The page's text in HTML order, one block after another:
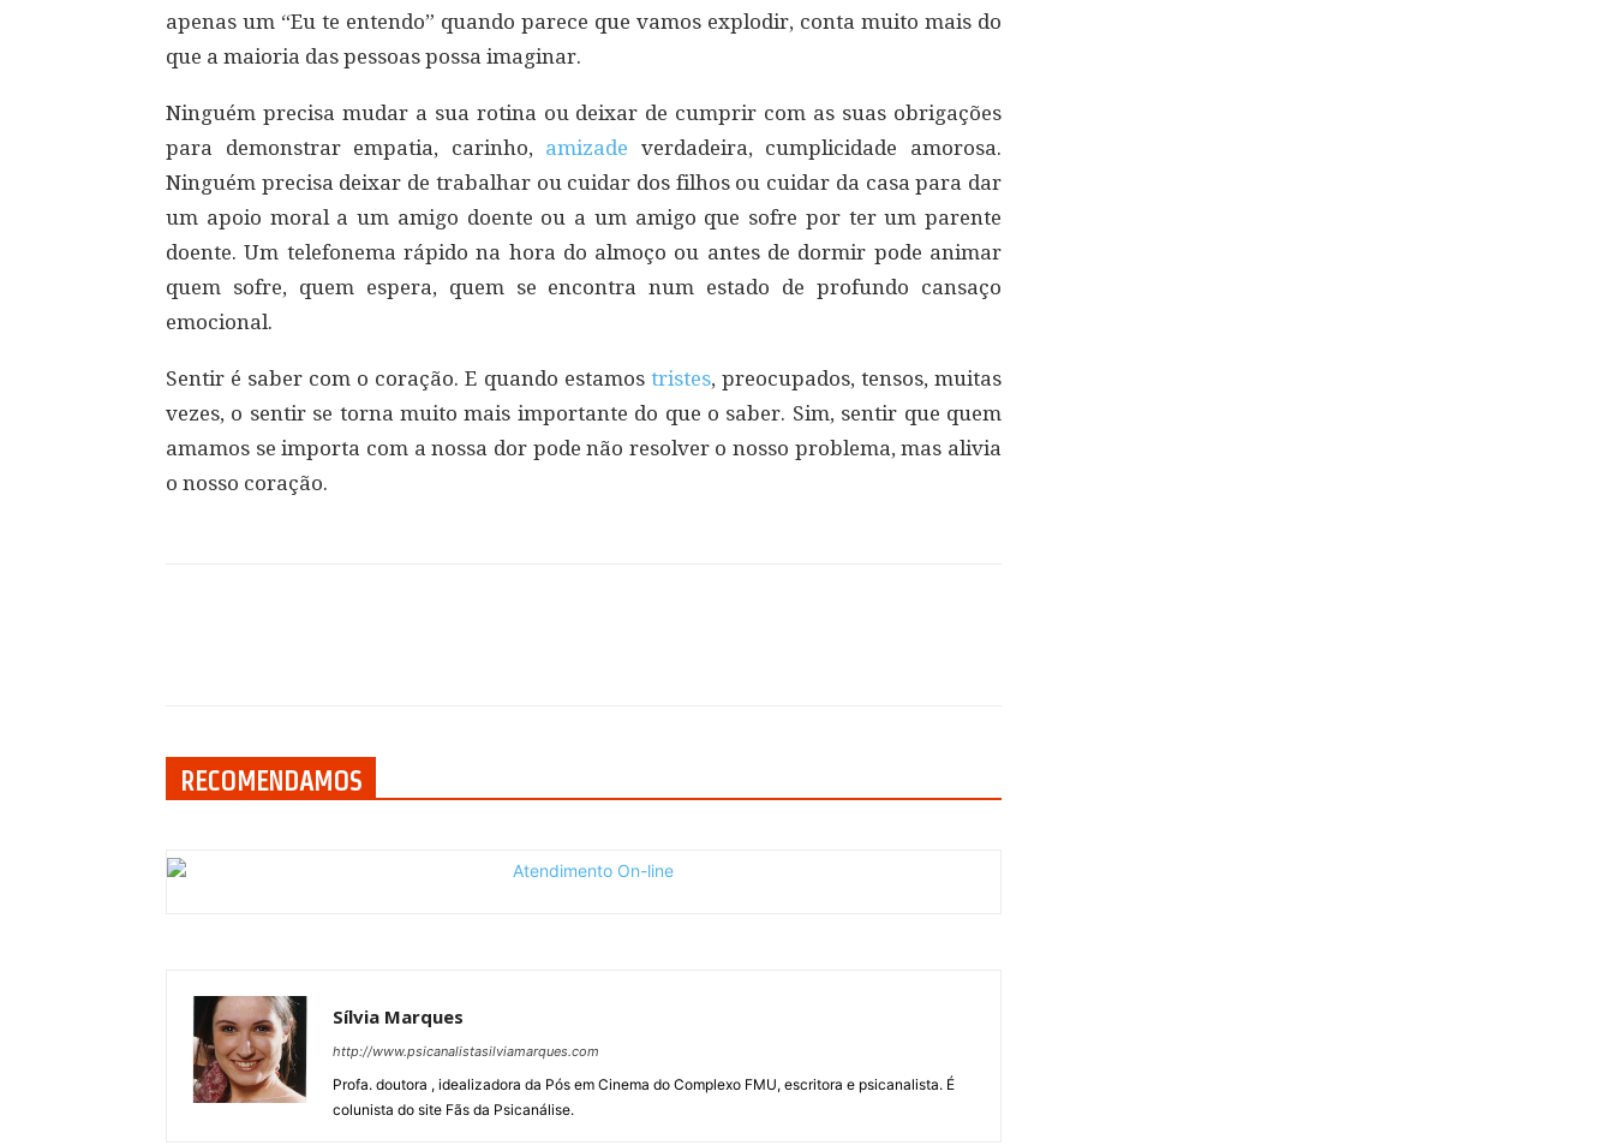
apenas um “Eu te entendo” quando parece que vamos explodir, conta muito mais do
que a maioria das pessoas possa imaginar.
Ninguém precisa mudar a sua rotina ou deixar de cumprir com as suas obrigações
para demonstrar empatia, carinho, amizade verdadeira, cumplicidade amorosa.
Ninguém precisa deixar de trabalhar ou cuidar dos filhos ou cuidar da casa para dar
um apoio moral a um amigo doente ou a um amigo que sofre por ter um parente
doente. Um telefonema rápido na hora do almoço ou antes de dormir pode animar
quem sofre, quem espera, quem se encontra num estado de profundo cansaço
emocional.
Sentir é saber com o coração. E quando estamos tristes, preocupados, tensos, muitas
vezes, o sentir se torna muito mais importante do que o saber. Sim, sentir que quem
amamos se importa com a nossa dor pode não resolver o nosso problema, mas alivia
o nosso coração.
RECOMENDAMOS
Sílvia Marques
http://www.psicanalistasilviamarques.com
Profa. doutora , idealizadora da Pós em Cinema do Complexo FMU, escritora e psicanalista. É
colunista do site Fãs da Psicanálise.